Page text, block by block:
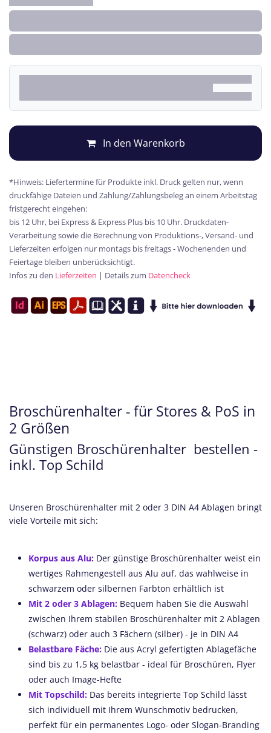
In den Warenkorb
*Hinweis: Liefertermine für Produkte inkl. Druck gelten nur, wenn
druckfähige Dateien und Zahlung/Zahlungsbeleg an einem Arbeitstag
fristgerecht eingehen:
bis 12 Uhr, bei Express & Express Plus bis 10 Uhr. Druckdaten-
Verarbeitung sowie die Berechnung von Produktions-, Versand- und
Lieferzeiten erfolgen nur montags bis freitags - Wochenenden und
Feiertage bleiben unberücksichtigt.
Infos zu den Lieferzeiten | Details zum Datencheck
Broschürenhalter - für Stores & PoS in
2 Größen
Günstigen Broschürenhalter bestellen -
inkl. Top Schild
Unseren Broschürenhalter mit 2 oder 3 DIN A4 Ablagen bringt
viele Vorteile mit sich:
Korpus aus Alu: Der günstige Broschürenhalter weist ein
wertiges Rahmengestell aus Alu auf, das wahlweise in
schwarzem oder silbernen Farbton erhältlich ist
Mit 2 oder 3 Ablagen: Bequem haben Sie die Auswahl
zwischen Ihrem stabilen Broschürenhalter mit 2 Ablagen
(schwarz) oder auch 3 Fächern (silber) - je in DIN A4
Belastbare Fäche: Die aus Acryl gefertigten Ablagefäche
sind bis zu 1,5 kg belastbar - ideal für Broschüren, Flyer
oder auch Image-Hefte
Mit Topschild: Das bereits integrierte Top Schild lässt
sich individuell mit Ihrem Wunschmotiv bedrucken,
perfekt für ein permanentes Logo- oder Slogan-Branding